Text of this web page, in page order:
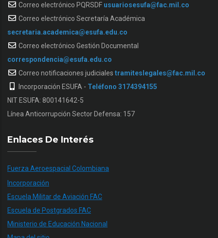
Correo electrónico PQRSDF usuariosesufa@fac.mil.co
Correo electrónico Secretaría Académica
secretaria.academica@esufa.edu.co
Correo electrónico Gestión Documental
correspondencia@esufa.edu.co
Correo notificaciones judiciales tramiteslegales@fac.mil.co
Incorporación ESUFA - Teléfono 3174394155
NIT ESUFA: 800141642-5
Línea Anticorrupción Sector Defensa: 157
Enlaces De Interés
Fuerza Aeroespacial Colombiana
Incorporación
Escuela Militar de Aviación FAC
Escuela de Postgrados FAC
Ministerio de Educación Nacional